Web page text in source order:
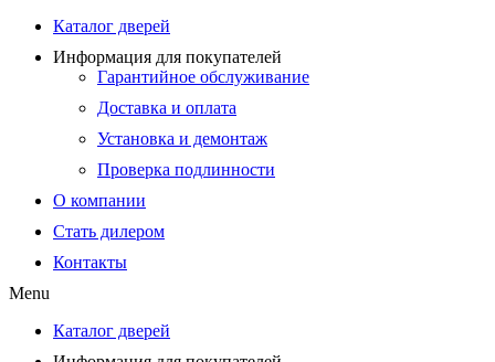
Каталог дверей
Информация для покупателей
Гарантийное обслуживание
Доставка и оплата
Установка и демонтаж
Проверка подлинности
О компании
Стать дилером
Контакты
Menu
Каталог дверей